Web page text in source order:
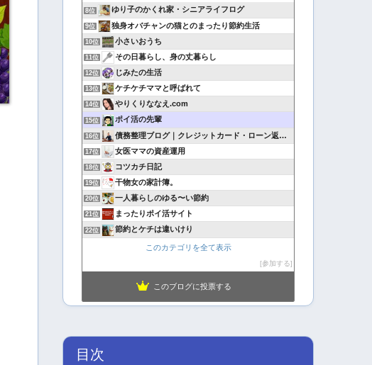
8位 ゆり子のかくれ家・シニアライフログ
9位 独身オバチャンの猫とのまったり節約生活
10位 小さいおうち
11位 その日暮らし、身の丈暮らし
12位 じみたの生活
13位 ケチケチママと呼ばれて
14位 やりくりななえ.com
15位 ポイ活の先輩
16位 債務整理ブログ｜クレジットカード・ローン返済で悩んでいる方へ
17位 女医ママの資産運用
18位 コツカチ日記
19位 干物女の家計簿。
20位 一人暮らしのゆる〜い節約
21位 まったりポイ活サイト
22位 節約とケチは違いけり
このカテゴリを全て表示
参加する
このブログに投票する
目次